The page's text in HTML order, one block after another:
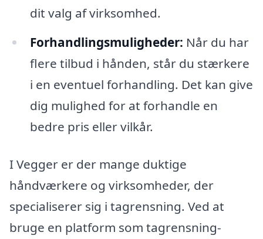
dit valg af virksomhed.
Forhandlingsmuligheder: Når du har
flere tilbud i hånden, står du stærkere
i en eventuel forhandling. Det kan give
dig mulighed for at forhandle en
bedre pris eller vilkår.
I Vegger er der mange duktige
håndværkere og virksomheder, der
specialiserer sig i tagrensning. Ved at
bruge en platform som tagrensning-